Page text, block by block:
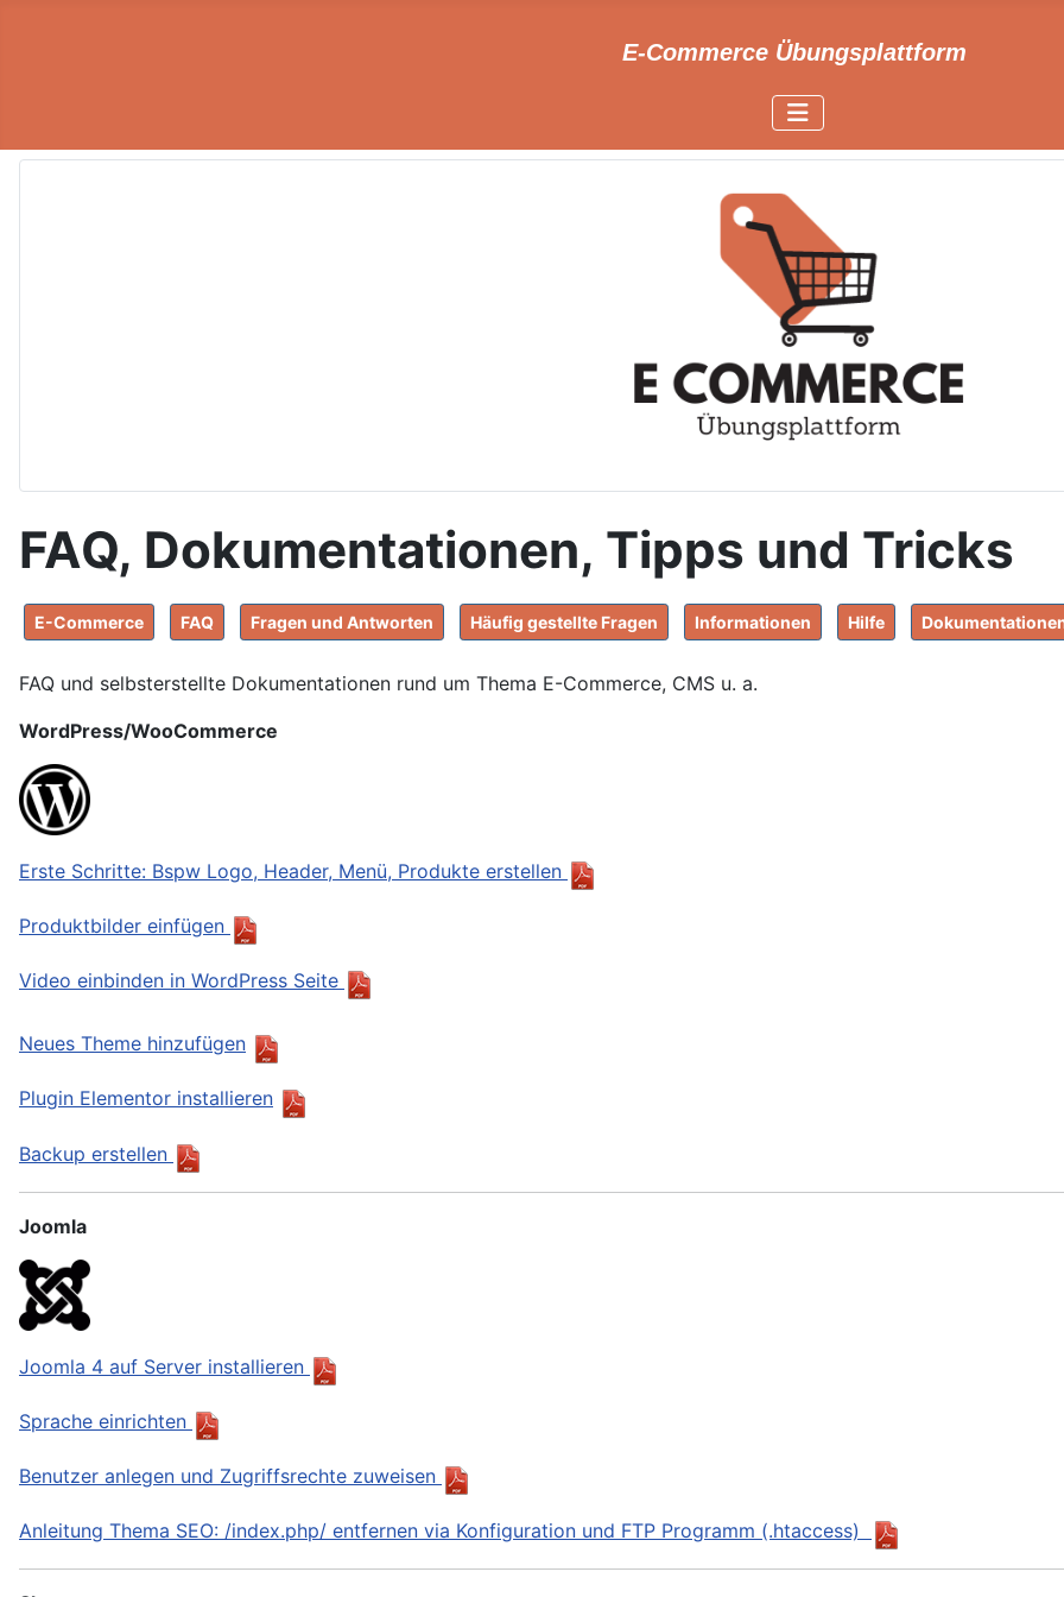
E-Commerce Übungsplattform
FAQ, Dokumentationen, Tipps und Tricks
Details
E-Commerce FAQ Fragen und Antworten Häufig gestellte Fragen Informationen Hilfe
FAQ und selbsterstellte Dokumentationen rund um Thema E-Commerce, CMS u. a.
WordPress/WooCommerce
Erste Schritte: Bspw Logo, Header, Menü, Produkte erstellen
Produktbilder einfügen
Video einbinden in WordPress Seite
Neues Theme hinzufügen
Plugin Elementor installieren
Backup erstellen
Joomla
Joomla 4 auf Server installieren
Sprache einrichten
Benutzer anlegen und Zugriffsrechte zuweisen
Anleitung Thema SEO: /index.php/ entfernen via Konfiguration und FTP Programm (.htaccess)